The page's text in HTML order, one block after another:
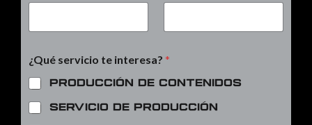
¿Qué servicio te interesa? *
Producción de contenidos
Servicio de producción